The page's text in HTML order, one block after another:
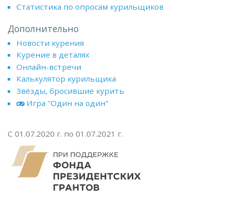
Статистика по опросам курильщиков
Дополнительно
Новости курения
Курение в деталях
Онлайн-встречи
Калькулятор курильщика
Звёзды, бросившие курить
Игра "Один на один"
С 01.07.2020 г. по 01.07.2021 г.